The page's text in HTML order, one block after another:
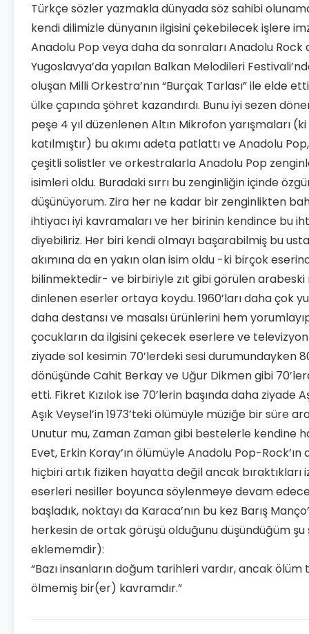
Türkçe sözler yazmakla dünyada söz sahibi
kendi dilimizle dünyanın ilgisini çekebilecek işlere
Anadolu Pop veya daha da sonraları Anadolu
Yugoslavya’da yapılan Balkan Melodileri
oluşan Milli Orkestra’nın “Burçak Tarlası” ile elde
ülke çapında şöhret kazandırdı. Bunu iyi sezen
peşe 4 yıl düzenlenen Altın Mikrofon yarışmaları
katılmıştır) bu akımı adeta patlattı ve Anadolu
çeşitli solistler ve orkestralarla Anadolu Pop
isimleri oldu. Buradaki sırrı bu zenginliğin içinde
düşünüyorum. Zira her ne kadar bir zenginlikten
ihtiyacı iyi kavramaları ve her birinin kendince bu
diyebiliriz. Her biri kendi olmayı başarabilmiş bu
akımına da en yakın olan isim oldu -ki birçok
bilinmektedir- ve birbiriyle zıt gibi görülen
dinlenen eserler ortaya koydu. 1960’ları daha çok
daha destansı ve masalsı ürünlerini hem
çocukların da ilgisini çekecek eserlere ve
ziyade sol kesimin 70’lerdeki sesi durumundayken
dönüşünde Cahit Berkay ve Uğur Dikmen gibi
etti. Fikret Kızılok ise 70’lerin başında daha
Aşık Veysel’in 1973’teki ölümüyle müziğe bir süre
Unutur mu, Zaman Zaman gibi bestelerle kendine
Evet, Erkin Koray’ın ölümüyle Anadolu Pop-
hiçbiri artık fiziken hayatta değil ancak
eserleri nesiller boyunca söylenmeye devam
başladık, noktayı da Karaca’nın bu kez Barış
herkesin de ortak görüşü olduğunu düşündüğüm
eklememdir):
“Bazı insanların doğum tarihleri vardır, ancak
ölmemiş bir(er) kavramdır.”